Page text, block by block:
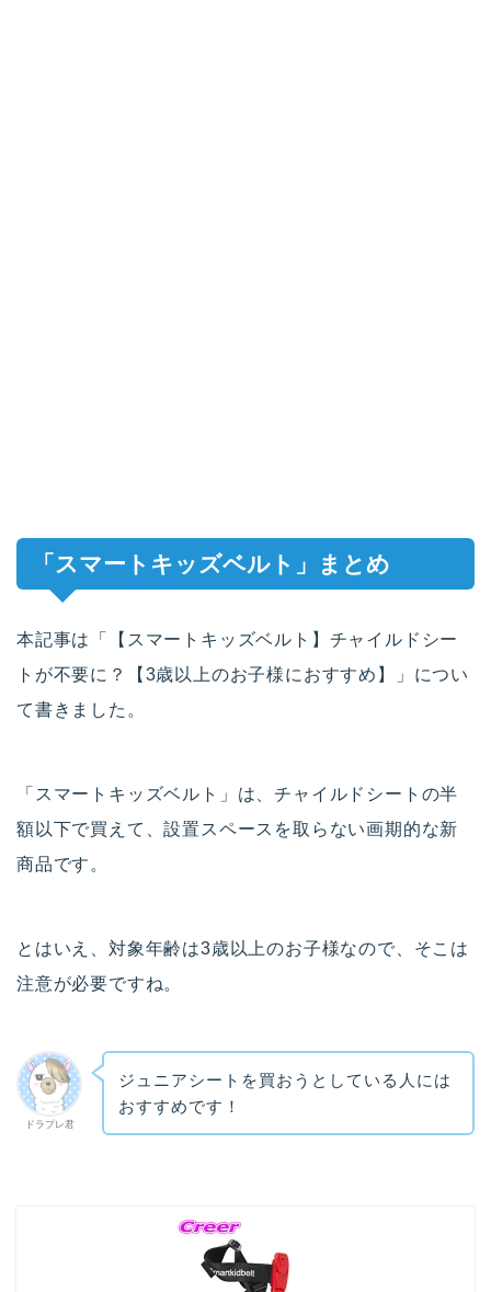
「スマートキッズベルト」まとめ
本記事は「【スマートキッズベルト】チャイルドシー
トが不要に？【3歳以上のお子様におすすめ】」につい
て書きました。
「スマートキッズベルト」は、チャイルドシートの半
額以下で買えて、設置スペースを取らない画期的な新
商品です。
とはいえ、対象年齢は3歳以上のお子様なので、そこは
注意が必要ですね。
ドラプレ君
ジュニアシートを買おうとしている人には
おすすめです！